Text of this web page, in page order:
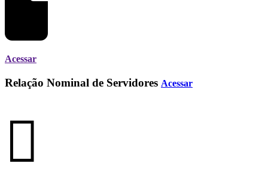
Acessar
Relação Nominal de Servidores Acessar